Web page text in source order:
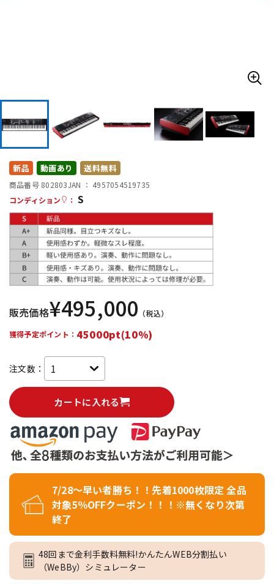
DTM オンライン納品 レコーディング機器
配信/ライブ機器
新品 動画あり 送料無料
商品番号 802803JAN ： 4957054519735
コンディション
： S
販売価格¥495,000 （税込）
獲得予定ポイント： 45000pt(10%)
注文数：
カートに入れる
7/28～早い者勝ち！！先着1000枚限定 全品
対象5％OFFクーポン！！！※無くなり次第
終了
48回まで金利手数料無料!かんたんWEB分割払い
（WeBBy）シミュレーター